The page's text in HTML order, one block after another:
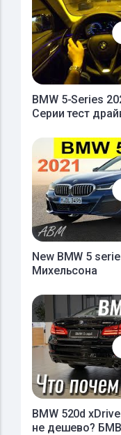
BMW 5-Series
Серии тест
New BMW 5
Михельсона
BMW 520d
не дешево?